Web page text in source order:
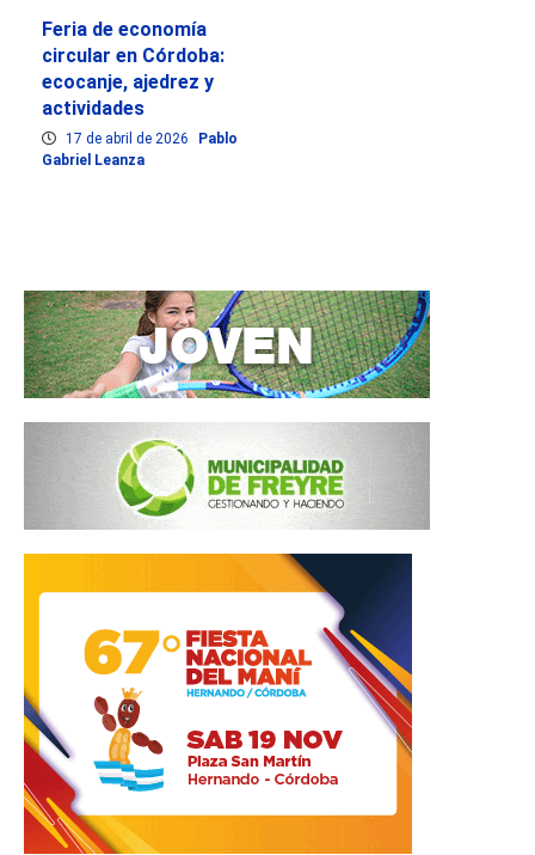
Feria de economía
circular en Córdoba:
ecocanje, ajedrez y
actividades
17 de abril de 2026
Pablo
Gabriel Leanza